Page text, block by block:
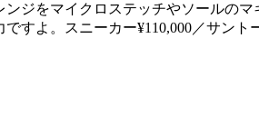
ジをマイクロステッチやソールの
すよ。スニーカー¥110,000／サント